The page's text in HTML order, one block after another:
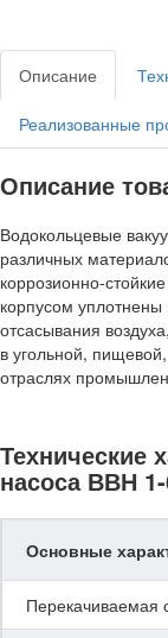
Описание
Реализованные
Описание
Водокольцевые
различных
коррозионно-
корпусом
отсасывания
в угольной,
отраслях
Технические
насоса ВВН
Основные
Перекачиваемая